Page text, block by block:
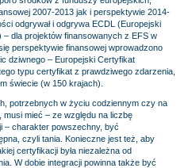
2007-2013 jak i perspektywie 2014-
odgrywał i odgrywa ECDL (Europejski
dla projektów finansowanych z EFS w
perspektywie finansowej wprowadzono
dziwnego – Europejski Certyfikat
typu certyfikat z prawdziwego zdarzenia,
świecie (w 150 krajach).
potrzebnych w życiu codziennym czy na
mieć – ze względu na liczbę
– charakter powszechny, być
czyli tania. Konieczne jest też, aby
certyfikacji była niezależna od
W dobie integracji powinna także być